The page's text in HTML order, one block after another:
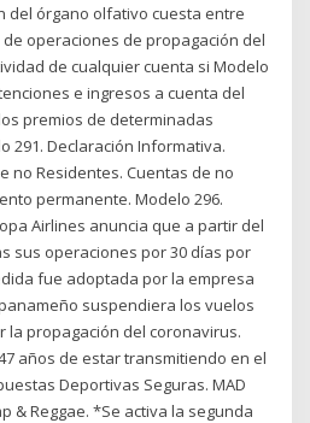
del órgano olfativo cuesta entre
de operaciones de propagación del
de cualquier cuenta si Modelo
e ingresos a cuenta del
premios de determinadas
291. Declaración Informativa.
no Residentes. Cuentas de no
permanente. Modelo 296.
Airlines anuncia que a partir del
sus operaciones por 30 días por
fue adoptada por la empresa
suspendiera los vuelos
propagación del coronavirus.
años de estar transmitiendo en el
Deportivas Seguras. MAD
& Reggae. *Se activa la segunda